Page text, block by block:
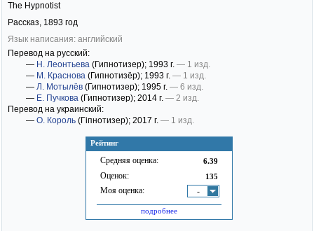
Рейтинг
Средняя оценка: 6.39
Оценок: 135
Моя оценка: -
подробнее
The Hypnotist
Рассказ, 1893 год
Язык написания: английский
Перевод на русский:
— Н. Леонтьева (Гипнотизер); 1993 г. — 1 изд.
— М. Краснова (Гипнотизёр); 1993 г. — 1 изд.
— Л. Мотылёв (Гипнотизер); 1995 г. — 6 изд.
— Е. Пучкова (Гипнотизер); 2014 г. — 2 изд.
Перевод на украинский:
— О. Король (Гіпнотизер); 2017 г. — 1 изд.